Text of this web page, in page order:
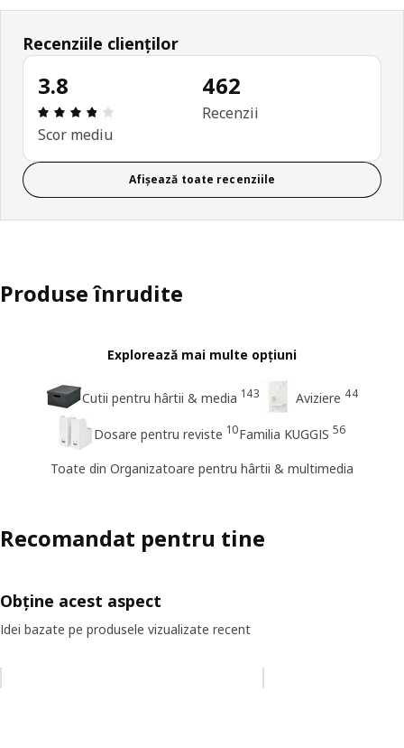
Recenziile clienților
3.8
Prezentare generală: 3.8 din 5 stele Total
Scor mediu
462
Recenzii
Afișează toate recenziile
Produse înrudite
Explorează mai multe opțiuni
Cutii pentru hârtii & media 143 Aviziere 44
Dosare pentru reviste 10Familia KUGGIS 56
Toate din Organizatoare pentru hârtii & multimedia
Recomandat pentru tine
Obține acest aspect
Idei bazate pe produsele vizualizate recent